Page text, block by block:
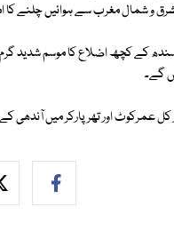
و شمال مغرب سے ہوائیں چلنے کا
کے کچھ اضلاع کا موسم شدید گرم
گے۔
عمرکوٹ اور تھرپارکر میں آندھی